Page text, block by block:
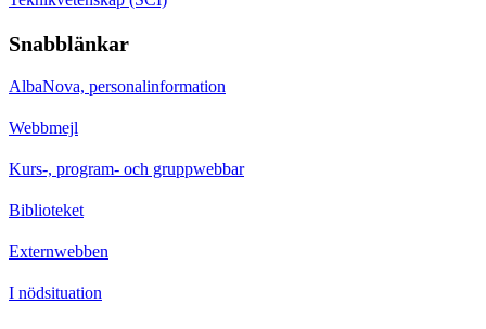
Snabblänkar
AlbaNova, personalinformation
Webbmejl
Kurs-, program- och gruppwebbar
Biblioteket
Externwebben
I nödsituation